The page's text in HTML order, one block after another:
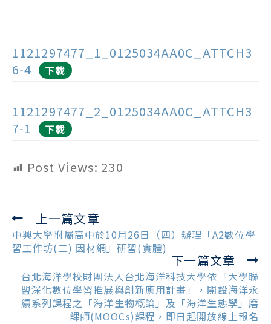
1121297477_1_0125034AA0C_ATTCH3
6-4
下載
1121297477_2_0125034AA0C_ATTCH3
7-1
下載
Post Views: 230
Read
more
articles
上一篇文章
中興大學附屬高中於10月26日（四）辦理「A2數位學
習工作坊(二) 因材網」研習(實體)
下一篇文章
台北海洋學校財團法人台北海洋科技大學依「大學聯
盟深化數位學習推展與創新應用計畫」，開設海洋永
續系列課程之「海洋生物概論」及「海洋生態學」磨
課師(MOOCs)課程，即日起開放線上報名